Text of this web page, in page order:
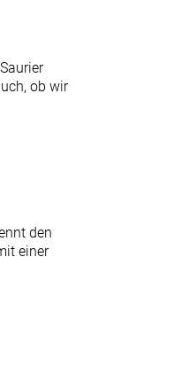
ob wir
den
einer